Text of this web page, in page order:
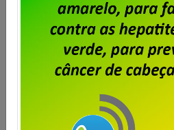
Particulares – Envie
de pauta para a
Salarial 2026/2027
Imprensaem